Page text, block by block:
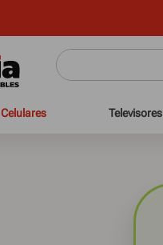
Celulares Televisores